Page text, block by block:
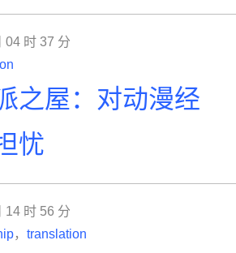
04 时 37 分
之屋：对动漫经
忧
14 时 56 分
， translation